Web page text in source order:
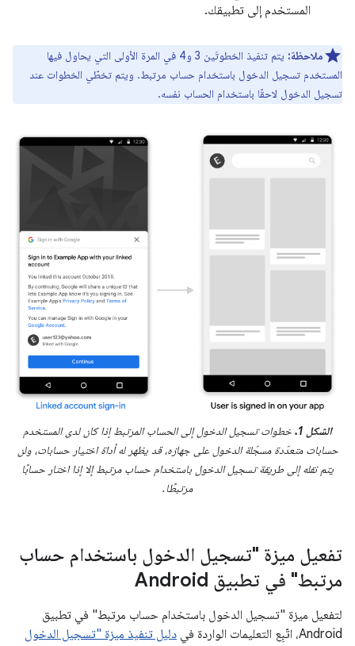
المستخدم إلى تطبيقك.
ملاحظة:
يتم تنفيذ الخطوتَين 3 و4 في المرة الأولى التي يحاول فيها
المستخدم تسجيل الدخول باستخدام حساب مرتبط. ويتم تخطّي الخطوات عند
تسجيل الدخول لاحقًا باستخدام الحساب نفسه.
الشكل 1.
خطوات تسجيل الدخول إلى الحساب المرتبط إذا كان لدى المستخدم
حسابات متعدّدة مسجّلة الدخول على جهازه، قد يظهر له أداة اختيار حسابات، ولن
يتم نقله إلى طريقة تسجيل الدخول باستخدام حساب مرتبط إلا إذا اختار حسابًا
مرتبطًا.
تفعيل ميزة "تسجيل الدخول باستخدام حساب
مرتبط" في تطبيق Android
لتفعيل ميزة "تسجيل الدخول باستخدام حساب مرتبط" في تطبيق
Android، اتّبِع التعليمات الواردة في
دليل تنفيذ ميزة "تسجيل الدخول